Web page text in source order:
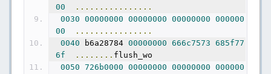
00
................
0030 00000000 00000000 00000000 000000
00
................
0040 b6a28784 00000000 666c7573 685f77
6f
........ flush_wo
0050 726b0000 00000000 00000000 000000